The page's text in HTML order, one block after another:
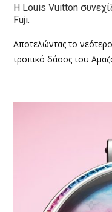
Η Louis Vuitton
Fuji.
Αποτελώντας το
τροπικό δάσος του